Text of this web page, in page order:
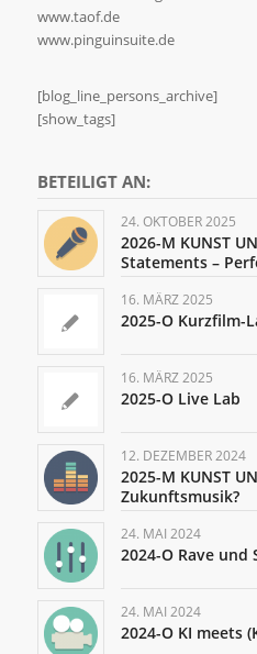
www.taof.de
www.pinguinsuite.de
[blog_line_persons_archive]
[show_tags]
BETEILIGT AN:
24. OKTOBER 2025
2026-M KUNST
Statements –
16. MÄRZ 2025
2025-O Kurzfilm-
16. MÄRZ 2025
2025-O Live Lab
12. DEZEMBER 2024
2025-M KUNST
Zukunftsmusik?
24. MAI 2024
2024-O Rave und
24. MAI 2024
2024-O KI meets